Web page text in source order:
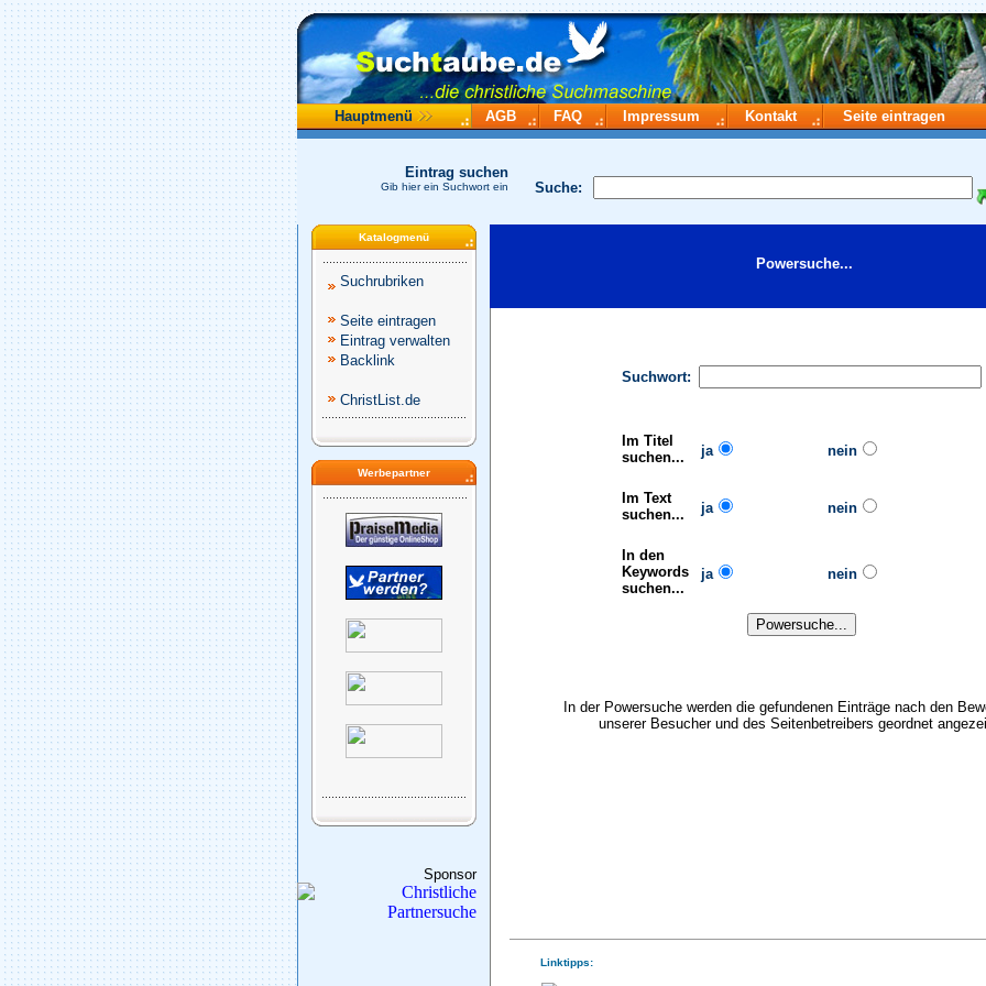
Hauptmenü AGB FAQ Impressum Kontakt Seite eintragen
Suche:
Eintrag suchen
Gib hier ein Suchwort ein
Katalogmenü
Suchrubriken
Seite eintragen
Eintrag verwalten
Backlink
ChristList.de
Werbepartner
Sponsor
Powersuche...
Suchwort:
Im Titel
suchen...
ja nein
Im Text
suchen...
ja nein
In den
Keywords
suchen...
ja nein
In der Powersuche werden die gefundenen Einträge nach den
unserer Besucher und des Seitenbetreibers geordnet
Linktipps: